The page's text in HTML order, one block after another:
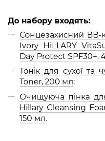
До набору входять:
Сонцезахисний BB-
Ivory HiLLARY
Day Protect SPF30+,
Тонік для сухої та
Toner, 200 мл;
Очищуюча пінка
Hillary Cleansing
150 мл.